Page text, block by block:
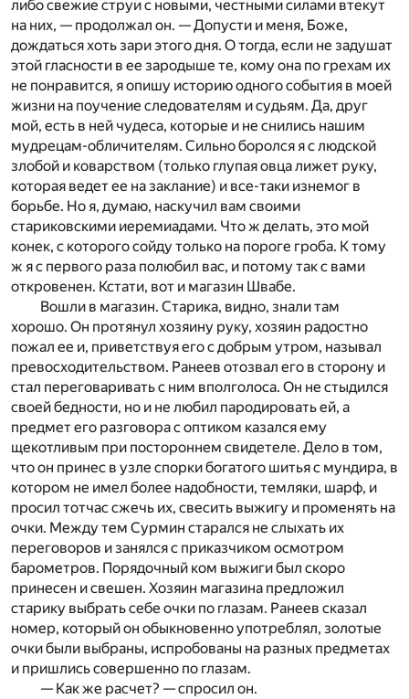
либо свежие струи с новыми, честными силами втекут
на них, — продолжал он. — Допусти и меня, Боже,
дождаться хоть зари этого дня. О тогда, если не задушат
этой гласности в ее зародыше те, кому она по грехам их
не понравится, я опишу историю одного события в моей
жизни на поучение следователям и судьям. Да, друг
мой, есть в ней чудеса, которые и не снились нашим
мудрецам-обличителям. Сильно боролся я с людской
злобой и коварством (только глупая овца лижет руку,
которая ведет ее на заклание) и все-таки изнемог в
борьбе. Но я, думаю, наскучил вам своими
стариковскими иеремиадами. Что ж делать, это мой
конек, с которого сойду только на пороге гроба. К тому
ж я с первого раза полюбил вас, и потому так с вами
откровенен. Кстати, вот и магазин Швабе.
Вошли в магазин. Старика, видно, знали там
хорошо. Он протянул хозяину руку, хозяин радостно
пожал ее и, приветствуя его с добрым утром, называл
превосходительством. Ранеев отозвал его в сторону и
стал переговаривать с ним вполголоса. Он не стыдился
своей бедности, но и не любил пародировать ей, а
предмет его разговора с оптиком казался ему
щекотливым при постороннем свидетеле. Дело в том,
что он принес в узле спорки богатого шитья с мундира, в
котором не имел более надобности, темляки, шарф, и
просил тотчас сжечь их, свесить выжигу и променять на
очки. Между тем Сурмин старался не слыхать их
переговоров и занялся с приказчиком осмотром
барометров. Порядочный ком выжиги был скоро
принесен и свешен. Хозяин магазина предложил
старику выбрать себе очки по глазам. Ранеев сказал
номер, который он обыкновенно употреблял, золотые
очки были выбраны, испробованы на разных предметах
и пришлись совершенно по глазам.
— Как же расчет? — спросил он.